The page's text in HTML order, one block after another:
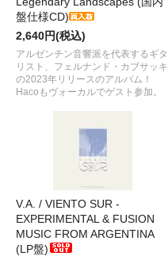
盤仕様CD)
2,640円(税込)
アルゼンチン音響派を代表するギタ
リスト、フェルナンド・カブサッキ
の2023年リリースのアルバム！
Hacoもヴォーカルでゲスト参加。
V.A. / VIENTO SUR -
EXPERIMENTAL & FUSION
MUSIC FROM ARGENTINA
(LP盤)